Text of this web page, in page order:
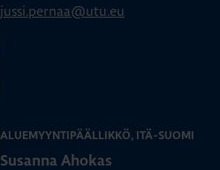
jussi.pernaa@utu.eu
ALUEMYYNTIPÄÄLLIKKÖ, ITÄ-SUOMI
Susanna Ahokas